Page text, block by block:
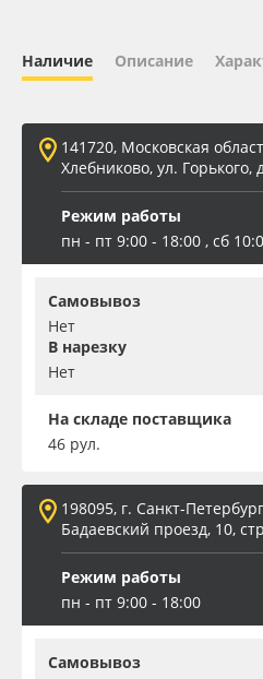
Наличие Описание
141720, Московская
Хлебниково, ул. Горького,
Режим работы
пн - пт 9:00 - 18:00 , сб
Самовывоз
Нет
В нарезку
Нет
На складе поставщика
46 рул.
198095, г. Санкт-
Бадаевский проезд, 10,
Режим работы
пн - пт 9:00 - 18:00
Самовывоз